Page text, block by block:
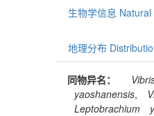
生物学信息
地理分布
同物异名：
yaoshanensis,
Leptobrachium